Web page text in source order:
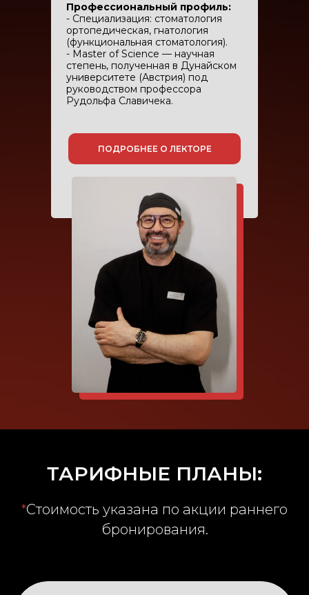
Профессиональный профиль:
- Специализация: стоматология
ортопедическая, гнатология
(функциональная стоматология).
- Master of Science — научная
степень, полученная в Дунайском
университете (Австрия) под
руководством профессора
Рудольфа Славичека.
ПОДРОБНЕЕ О ЛЕКТОРЕ
ТАРИФНЫЕ ПЛАНЫ:
*Стоимость указана по акции раннего
бронирования.